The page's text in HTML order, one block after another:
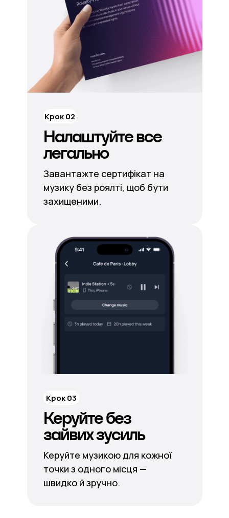
Налаштуйте все
легально
Завантажте сертифікат на
музику без роялті, щоб бути
захищеними.
Крок 02
Керуйте без
зайвих зусиль
Керуйте музикою для кожної
точки з одного місця —
швидко й зручно.
Крок 03